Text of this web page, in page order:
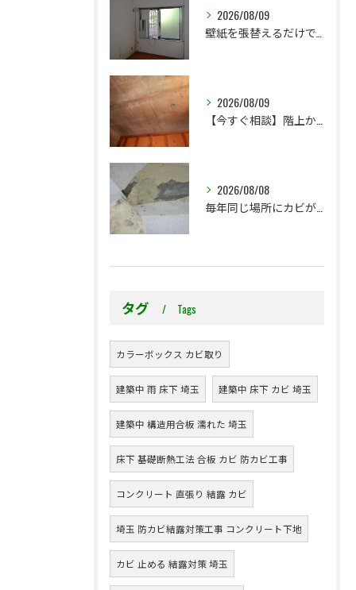
2026/08/09
2026/08/09
2026/08/08
タグ Tags
カラーボックス カビ取り
建築中 雨 床下 埼玉 建築中 床下 カビ 埼玉
建築中 構造用合板 濡れた 埼玉
床下 基礎断熱工法 合板 カビ 防カビ工事
コンクリート 直張り 結露 カビ
埼玉 防カビ結露対策工事 コンクリート下地
カビ 止める 結露対策 埼玉